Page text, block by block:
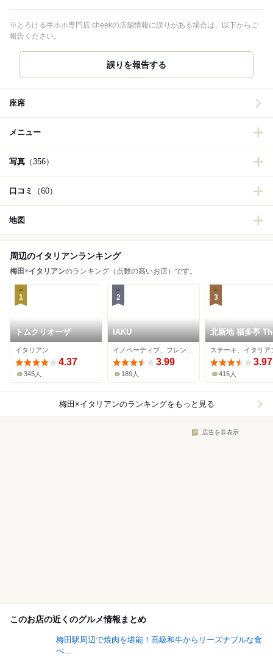
※とろける牛ホホ専門店 cheekの店舗情報に誤りがある場合は、以下からご
報告ください。
誤りを報告する
座席
メニュー
写真 （356）
口コミ （60）
地図
周辺のイタリアンランキング
梅田 ×イタリアンのランキング（点数の高いお店）です。
1
トムクリオーザ
イタリアン
4.37
345人
2
IAKU
3.99
189人
3
北新地 福多亭
Ukai
3.97
415人
梅田×イタリアンのランキングをもっと見る
広告を非表示
このお店の近くのグルメ情報まとめ
梅田駅周辺で焼肉を堪能！高級和牛からリーズナブルな食
べ...